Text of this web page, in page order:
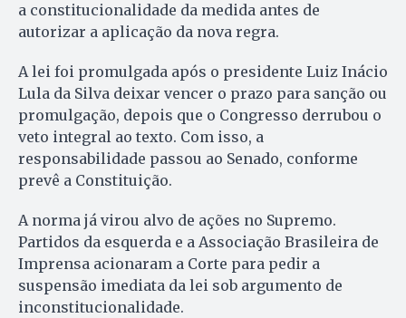
a constitucionalidade da medida antes de
autorizar a aplicação da nova regra.
A lei foi promulgada após o presidente Luiz Inácio
Lula da Silva deixar vencer o prazo para sanção ou
promulgação, depois que o Congresso derrubou o
veto integral ao texto. Com isso, a
responsabilidade passou ao Senado, conforme
prevê a Constituição.
A norma já virou alvo de ações no Supremo.
Partidos da esquerda e a Associação Brasileira de
Imprensa acionaram a Corte para pedir a
suspensão imediata da lei sob argumento de
inconstitucionalidade.